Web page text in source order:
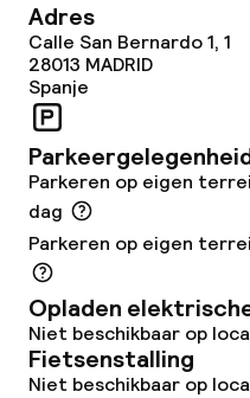
Nachtclub
Eet- en
Restaurant
Bar
Bar met
Eet- en
Adres
Calle San Bernardo 1, 1
28013 MADRID
Spanje
Parkeren op eigen
dag
Parkeren op eigen
Opladen
Niet beschikbaar op
Fietsenstalling
Niet beschikbaar op